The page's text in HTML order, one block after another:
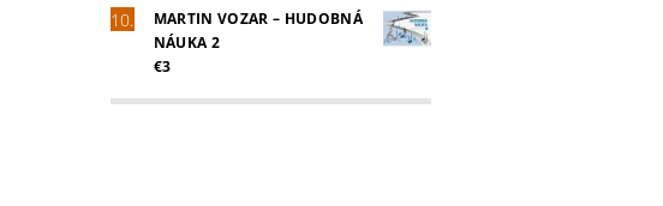
MARTIN VOZAR – HUDOBNÁ
NÁUKA 2
€3